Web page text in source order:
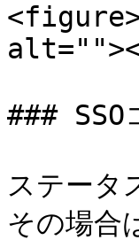
### SSO
ステー
その場合